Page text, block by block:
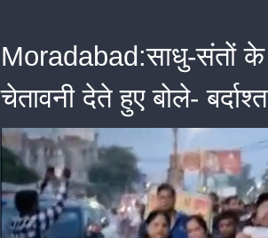
Moradabad:साधु-संतों
चेतावनी देते हुए बोले-